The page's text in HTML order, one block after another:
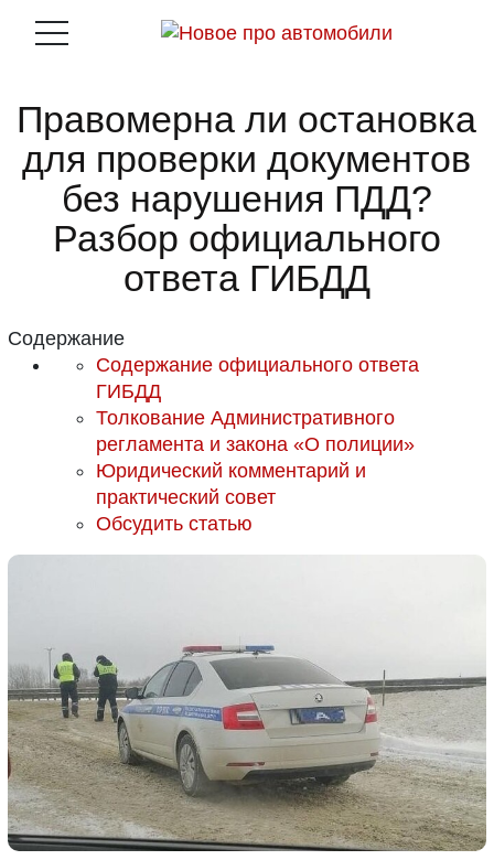
Правомерна ли остановка
для проверки документов
без нарушения ПДД?
Разбор официального
ответа ГИБДД
Содержание
Содержание официального ответа
ГИБДД
Толкование Административного
регламента и закона «О полиции»
Юридический комментарий и
практический совет
Обсудить статью